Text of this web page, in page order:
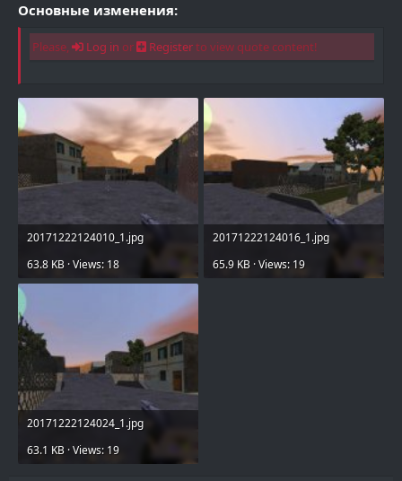
Основные изменения:
Please, Log in or Registerto view quote content!
20171222124010_1.jpg
63.8 KB · Views: 18
20171222124016_1.jpg
65.9 KB · Views: 19
20171222124024_1.jpg
63.1 KB · Views: 19